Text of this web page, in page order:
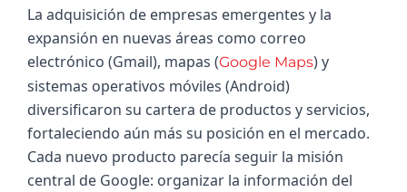
La adquisición de empresas emergentes y la
expansión en nuevas áreas como correo
electrónico (Gmail), mapas (Google Maps) y
sistemas operativos móviles (Android)
diversificaron su cartera de productos y servicios,
fortaleciendo aún más su posición en el mercado.
Cada nuevo producto parecía seguir la misión
central de Google: organizar la información del